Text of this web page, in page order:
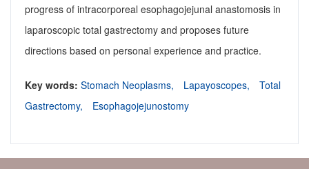
progress of intracorporeal esophagojejunal anastomosis in
laparoscopic total gastrectomy and proposes future
directions based on personal experience and practice.
Key words: Stomach Neoplasms, Lapayoscopes,
Total
Gastrectomy,
Esophagojejunostomy